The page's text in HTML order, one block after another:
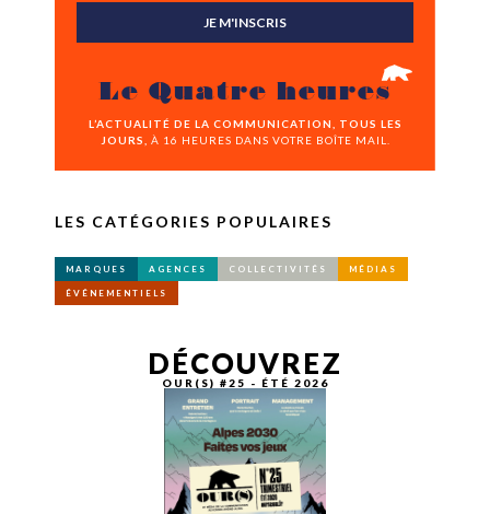
JE M'INSCRIS
Le Quatre heures
L’ACTUALITÉ DE LA COMMUNICATION, TOUS LES
JOURS,
À 16 HEURES DANS VOTRE BOÎTE MAIL.
LES CATÉGORIES POPULAIRES
MARQUES AGENCES COLLECTIVITÉS MÉDIAS
ÉVÉNEMENTIELS
DÉCOUVREZ
OUR(S) #25 - ÉTÉ 2026